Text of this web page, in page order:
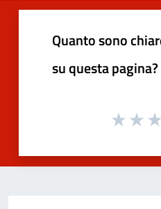
Quanto sono
su questa pagina?